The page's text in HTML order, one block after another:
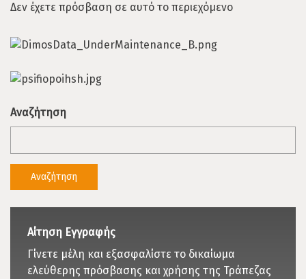
Δεν έχετε πρόσβαση σε αυτό το περιεχόμενο
Αναζήτηση
Αίτηση Εγγραφής
Γίνετε μέλη και εξασφαλίστε το δικαίωμα
ελεύθερης πρόσβασης και χρήσης της Τράπεζας